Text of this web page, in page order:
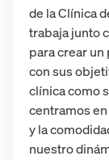
de la Clínica
trabaja junto
para crear
con sus
clínica como
centramos
y la
nuestro